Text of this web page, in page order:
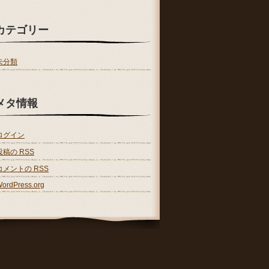
テゴリー
分類
タ情報
グイン
稿の RSS
メントの RSS